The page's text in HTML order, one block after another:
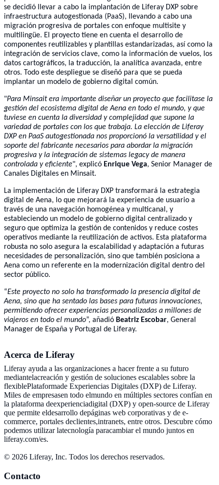
se decidió llevar a cabo la implantación de Liferay DXP sobre
infraestructura autogestionada (PaaS), llevando a cabo una
migración progresiva de portales con enfoque multisite y
multilingüe. El proyecto tiene en cuenta el desarrollo de
componentes reutilizables y plantillas estandarizadas, así como la
integración de servicios clave, como la información de vuelos, los
datos cartográficos, la traducción, la analítica avanzada, entre
otros. Todo este despliegue se diseñó para que se pueda
implantar un modelo de gobierno digital común.
"Para Minsait era importante diseñar un proyecto que facilitase la
gestión del ecosistema digital de Aena en todo el mundo, y que
tuviese en cuenta la diversidad y complejidad que supone la
variedad de portales con los que trabaja. La elección de Liferay
DXP en PaaS autogestionada nos proporcionó la versatilidad y el
soporte del fabricante necesarios para abordar la migración
progresiva y la integración de sistemas legacy de manera
controlada y eficiente", explicó Enrique Vega, Senior Manager de
Canales Digitales en Minsait.
La implementación de Liferay DXP transformará la estrategia
digital de Aena, lo que mejorará la experiencia de usuario a
través de una navegación homogénea y multicanal, y
estableciendo un modelo de gobierno digital centralizado y
seguro que optimiza la gestión de contenidos y reduce costes
operativos mediante la reutilización de activos. Esta plataforma
robusta no solo asegura la escalabilidad y adaptación a futuras
necesidades de personalización, sino que también posiciona a
Aena como un referente en la modernización digital dentro del
sector público.
“Este proyecto no solo ha transformado la presencia digital de
Aena, sino que ha sentado las bases para futuras innovaciones,
permitiendo ofrecer experiencias personalizadas a millones de
viajeros en todo el mundo”, añadió Beatriz Escobar, General
Manager de España y Portugal de Liferay.
Acerca de Liferay
Liferay ayuda a las organizaciones a hacer frente a su futuro
mediantelacreación y gestión de soluciones escalables sobre la
flexiblePlataformade Experiencias Digitales (DXP) de Liferay.
Miles de empresasen todo elmundo en múltiples sectores confían en
la plataforma deexperienciadigital (DXP) y open-source de Liferay
que permite eldesarrollo depáginas web corporativas y de e-
commerce, portales declientes,intranets, entre otros. Descubre cómo
podemos utilizar latecnología paracambiar el mundo juntos en
liferay.com/es.
© 2026 Liferay, Inc. Todos los derechos reservados.
Contacto